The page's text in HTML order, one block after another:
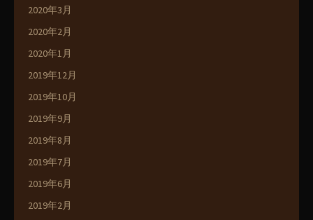
2020年3月
2020年2月
2020年1月
2019年12月
2019年10月
2019年9月
2019年8月
2019年7月
2019年6月
2019年2月